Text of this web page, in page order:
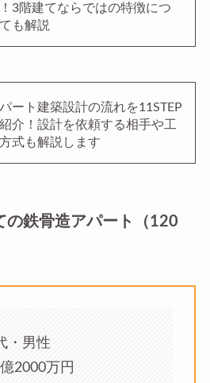
3階建てならではの特徴につ
も解説
ート建築設計の流れを11STEP
介！設計を依頼する相手や工
式も解説します
の鉄骨造アパート（120
・男性
2000万円